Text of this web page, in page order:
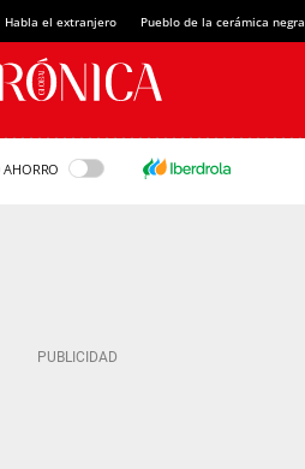
Habla el extranjero Pueblo de la cerámica negra